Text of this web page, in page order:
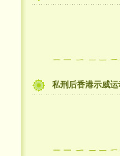
私刑后香港示威